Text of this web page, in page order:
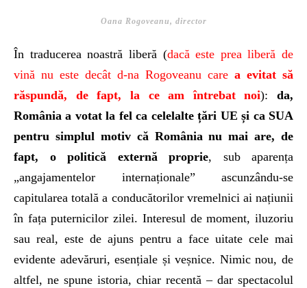
Oana Rogoveanu, director
În traducerea noastră liberă (dacă este prea liberă de
vină nu este decât d-na Rogoveanu care a evitat să
răspundă, de fapt, la ce am întrebat noi): da,
România a votat la fel ca celelalte țări UE și ca SUA
pentru simplul motiv că România nu mai are, de
fapt, o politică externă proprie, sub aparența
„angajamentelor internaționale” ascunzându-se
capitularea totală a conducătorilor vremelnici ai națiunii
în fața puternicilor zilei. Interesul de moment, iluzoriu
sau real, este de ajuns pentru a face uitate cele mai
evidente adevăruri, esențiale și veșnice. Nimic nou, de
altfel, ne spune istoria, chiar recentă – dar spectacolul